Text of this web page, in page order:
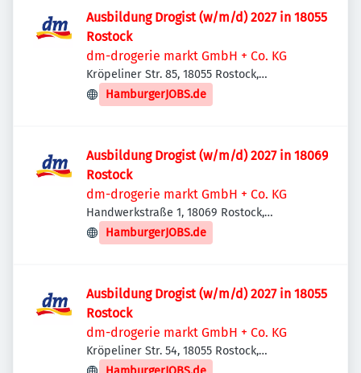
Ausbildung Drogist (w/m/d) 2027 in 18055
Rostock
dm-drogerie markt GmbH + Co. KG
Kröpeliner Str. 85, 18055 Rostock,
Deutschland
HamburgerJOBS.de
Ausbildung Drogist (w/m/d) 2027 in 18069
Rostock
dm-drogerie markt GmbH + Co. KG
Handwerkstraße 1, 18069 Rostock,
Deutschland
HamburgerJOBS.de
Ausbildung Drogist (w/m/d) 2027 in 18055
Rostock
dm-drogerie markt GmbH + Co. KG
Kröpeliner Str. 54, 18055 Rostock,
Deutschland